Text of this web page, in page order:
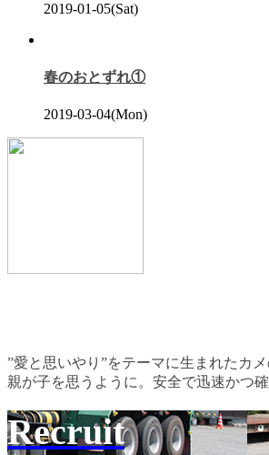
2019-01-05(Sat)
春のおとずれ①
2019-03-04(Mon)
”愛と思いやり”をテーマに生まれたカ
親が子を思うように。安全で迅速かつ
Recruit